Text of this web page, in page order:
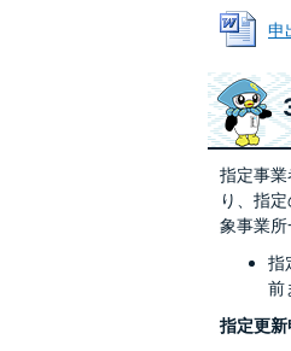
申
指定事
り、指
象事業所
指
前
指定更